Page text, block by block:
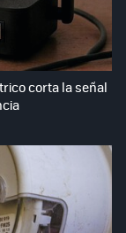
corta la señal